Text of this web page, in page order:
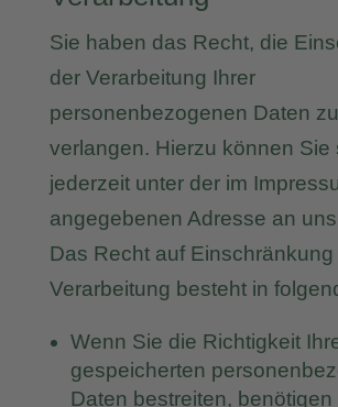
Sie haben das Recht, die
der Verarbeitung Ihrer
personenbezogenen Daten zu
verlangen. Hierzu können Sie
jederzeit unter der im
angegebenen Adresse an
Das Recht auf Einschränkung
Verarbeitung besteht in
Wenn Sie die Richtigkeit
gespeicherten
Daten bestreiten, benötigen